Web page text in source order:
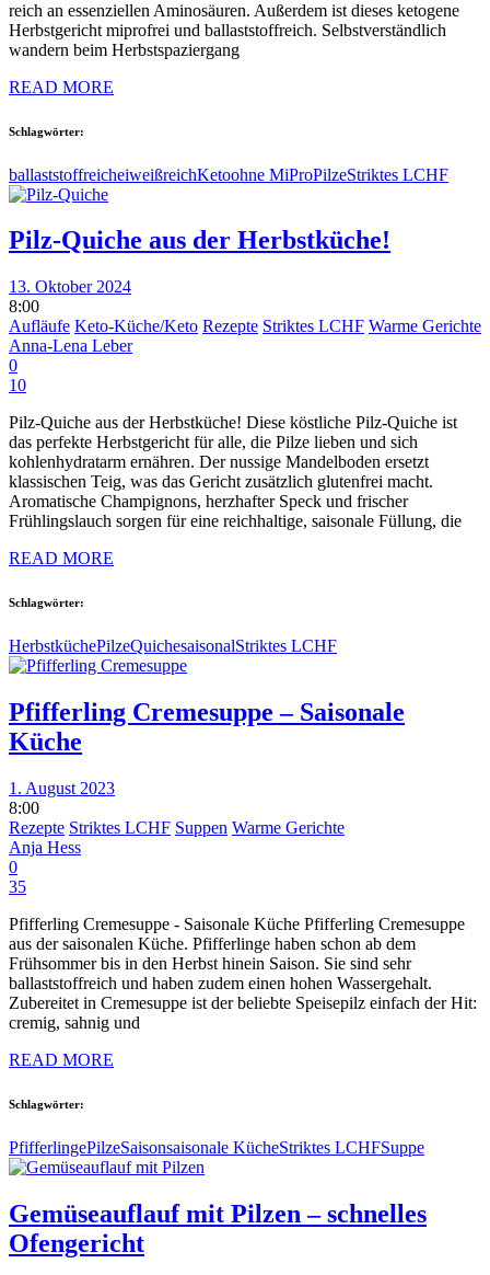
reich an essenziellen Aminosäuren. Außerdem ist dieses ketogene
Herbstgericht miprofrei und ballaststoffreich. Selbstverständlich
wandern beim Herbstspaziergang
READ MORE
Schlagwörter:
ballaststoffreicheiweißreichKetoohne MiProPilzeStriktes LCHF
Pilz-Quiche aus der Herbstküche!
13. Oktober 2024
8:00
Aufläufe Keto-Küche/Keto Rezepte Striktes LCHF Warme Gerichte
Anna-Lena Leber
0
10
Pilz-Quiche aus der Herbstküche! Diese köstliche Pilz-Quiche ist
das perfekte Herbstgericht für alle, die Pilze lieben und sich
kohlenhydratarm ernähren. Der nussige Mandelboden ersetzt
klassischen Teig, was das Gericht zusätzlich glutenfrei macht.
Aromatische Champignons, herzhafter Speck und frischer
Frühlingslauch sorgen für eine reichhaltige, saisonale Füllung, die
READ MORE
Schlagwörter:
HerbstküchePilzeQuichesaisonalStriktes LCHF
Pfifferling Cremesuppe – Saisonale
Küche
1. August 2023
8:00
Rezepte Striktes LCHF Suppen Warme Gerichte
Anja Hess
0
35
Pfifferling Cremesuppe - Saisonale Küche Pfifferling Cremesuppe
aus der saisonalen Küche. Pfifferlinge haben schon ab dem
Frühsommer bis in den Herbst hinein Saison. Sie sind sehr
ballaststoffreich und haben zudem einen hohen Wassergehalt.
Zubereitet in Cremesuppe ist der beliebte Speisepilz einfach der Hit:
cremig, sahnig und
READ MORE
Schlagwörter:
PfifferlingePilzeSaisonsaisonale KücheStriktes LCHFSuppe
Gemüseauflauf mit Pilzen – schnelles
Ofengericht